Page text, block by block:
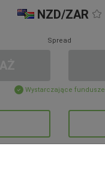
NZD/ZAR
Spread
Wystarczające fundusze